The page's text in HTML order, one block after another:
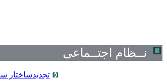
نــظام اجتــماعی
تجدیدساختار